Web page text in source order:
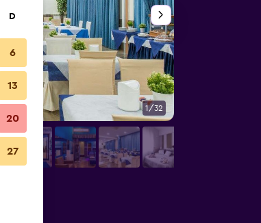
1/32
D
6
13
20
27